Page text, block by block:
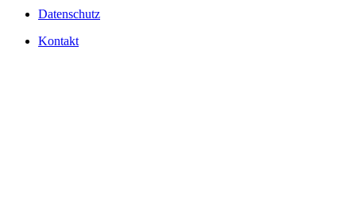
Datenschutz
Kontakt